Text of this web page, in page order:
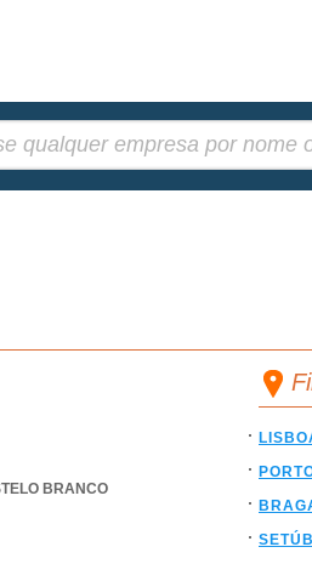
BRANCO